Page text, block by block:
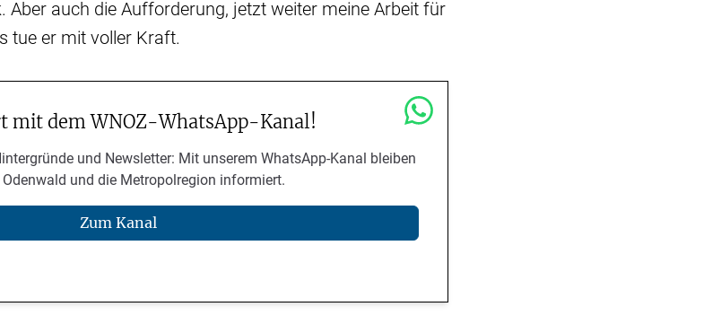
Aber auch die Aufforderung, jetzt weiter meine Arbeit für
tue er mit voller Kraft.
dem WNOZ-WhatsApp-Kanal!
und Newsletter: Mit unserem WhatsApp-Kanal bleiben
und die Metropolregion informiert.
Zum Kanal